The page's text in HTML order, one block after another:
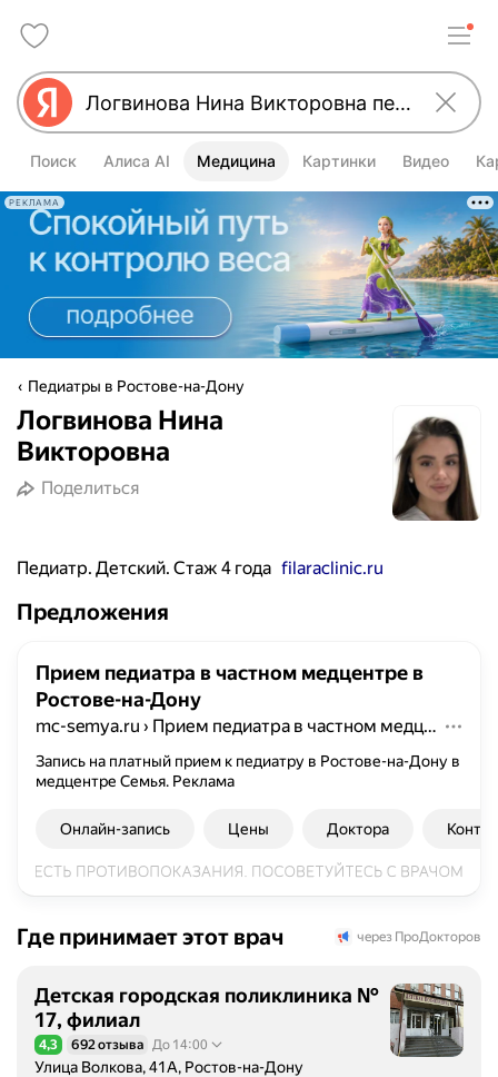
Поиск Алиса AI Медицина Картинки Видео
РЕКЛАМА
Педиатры в Ростове-на-Дону
Логвинова Нина
Викторовна
Поделиться
Педиатр. Детский. Стаж 4 года filaraclinic.ru
Предложения
Прием педиатра в частном медцентре в
Ростове-на-Дону
mc-semya.ru › Прием педиатра в частном медцентре в Ростове-на-Дону
Запись на платный прием к педиатру в Ростове-на-Дону в
медцентре Семья. Реклама
Онлайн-запись Цены Доктора
Где принимает этот врач через ПроДокторов
Детская городская поликлиника №
17, филиал
Рейтинг 4,3 из 5
4,3 692 отзыва До 14:00
Улица Волкова, 41А, Ростов-на-Дону